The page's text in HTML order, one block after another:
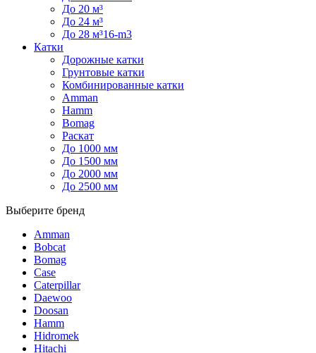
До 20 м³
До 24 м³
До 28 м³16-m3
Катки
Дорожные катки
Грунтовые катки
Комбинированные катки
Amman
Hamm
Bomag
Раскат
До 1000 мм
До 1500 мм
До 2000 мм
До 2500 мм
Выберите бренд
Amman
Bobcat
Bomag
Case
Caterpillar
Daewoo
Doosan
Hamm
Hidromek
Hitachi